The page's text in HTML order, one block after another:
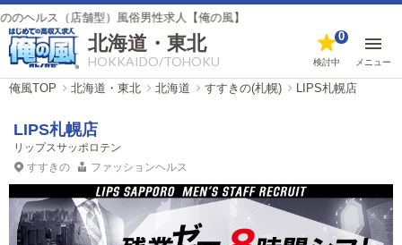
店舗型）風俗男性求人【俺の風】
北海道・東北
HOKKAIDO/TOHOKU 検討中
0
メニュー
俺風TOP 北海道・東北 北海道 すすきの(札幌) LIPS札幌店
LIPS札幌店
リップスサッポロテン
すすきの
ファッションヘルス